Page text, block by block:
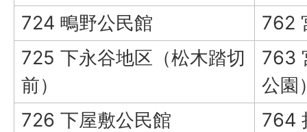
724 鴫野公民館
762
725 下永谷地区（松木踏切
前）
763
公園
726 下屋敷公民館
764